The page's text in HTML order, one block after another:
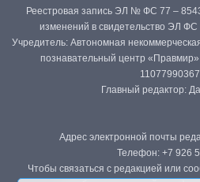
Реестровая запись ЭЛ № ФС 77 –
изменений в свидетельство ЭЛ ФС
Учредитель: Автономная
познавательный центр
Главный редактор:
Адрес электронной почты
Телефон: +7 926
Чтобы связаться с редакцией или